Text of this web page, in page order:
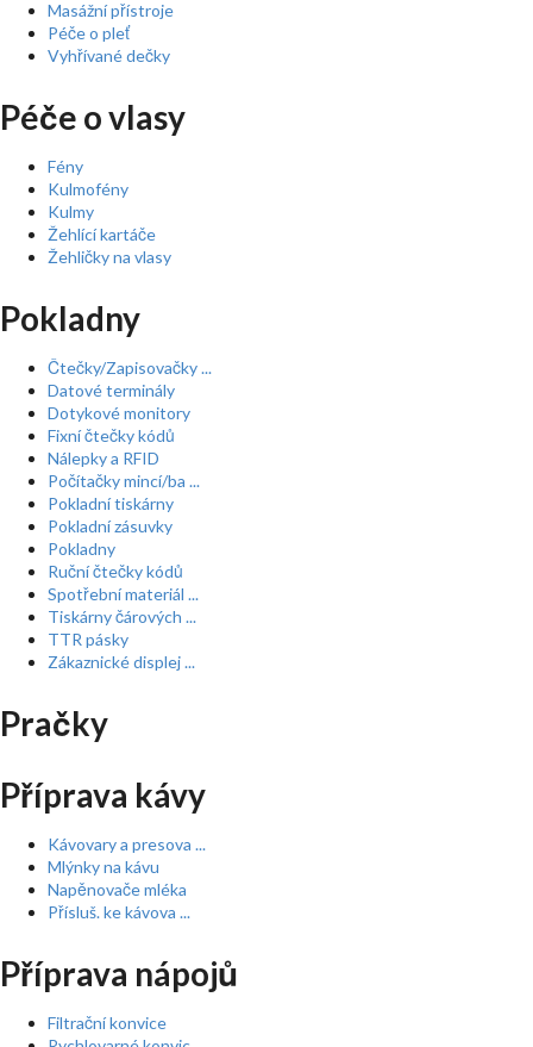
Masážní přístroje
Péče o pleť
Vyhřívané dečky
Péče o vlasy
Fény
Kulmofény
Kulmy
Žehlící kartáče
Žehličky na vlasy
Pokladny
Čtečky/Zapisovačky ...
Datové terminály
Dotykové monitory
Fixní čtečky kódů
Nálepky a RFID
Počítačky mincí/ba ...
Pokladní tiskárny
Pokladní zásuvky
Pokladny
Ruční čtečky kódů
Spotřební materiál ...
Tiskárny čárových ...
TTR pásky
Zákaznické displej ...
Pračky
Příprava kávy
Kávovary a presova ...
Mlýnky na kávu
Napěnovače mléka
Přísluš. ke kávova ...
Příprava nápojů
Filtrační konvice